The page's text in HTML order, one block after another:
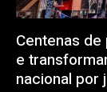
Centenas
e
nacional por